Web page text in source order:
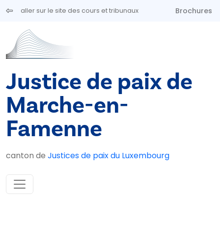
Aller au contenu principal
aller sur le site des cours et tribunaux Brochures
Justice de paix de
Marche-en-
Famenne
canton de Justices de paix du Luxembourg